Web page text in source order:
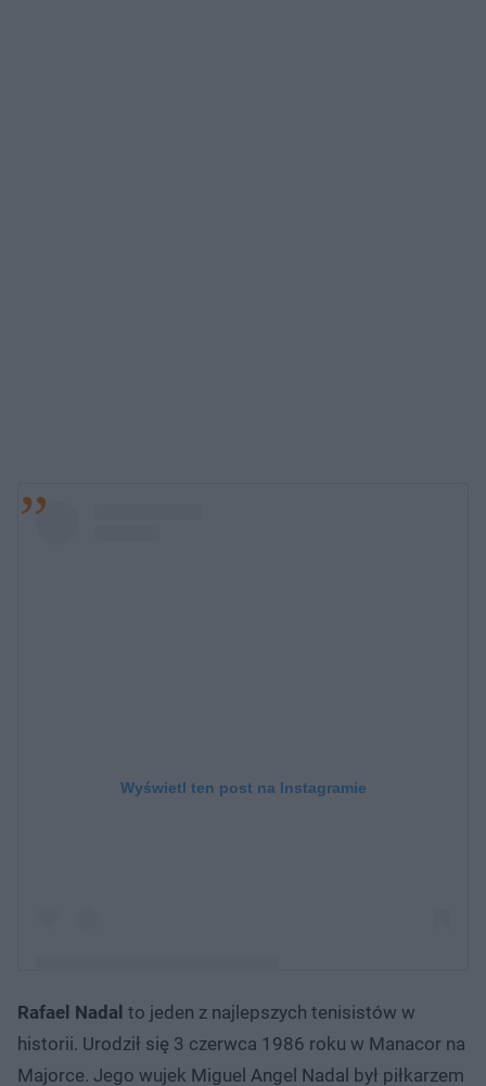
Wyświetl ten post na Instagramie
Post udostępniony przez Rafa Nadal (@rafaelnadal)
Rafael Nadal to jeden z najlepszych tenisistów w
historii. Urodził się 3 czerwca 1986 roku w Manacor na
Majorce. Jego wujek Miguel Angel Nadal był piłkarzem